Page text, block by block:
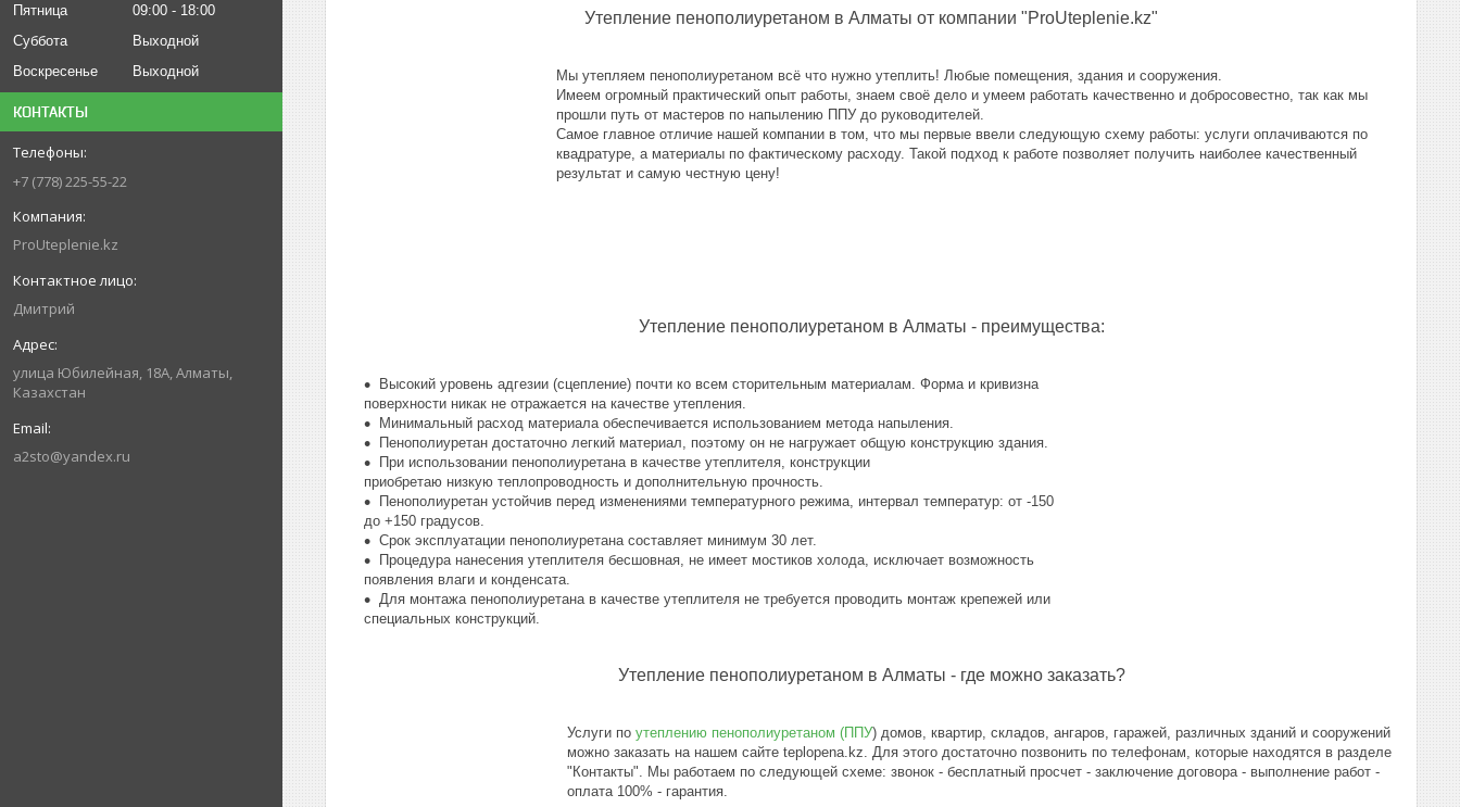
Пятница
09:00
18:00
Суббота
Выходной
Воскресенье
Выходной
КОНТАКТЫ
+7 (778) 225-55-22
ProUteplenie.kz
Дмитрий
улица Юбилeйнaя, 18А, Алматы,
Казахстан
a2sto@yandex.ru
Утепление пенополиуретаном в Алматы от компании "ProUteplenie.kz"
Мы утепляем пенополиуретаном всё что нужно утеплить! Любые помещения, здания и сооружения.
Имеем огромный практический опыт работы, знаем своё дело и умеем работать качественно и добросовестно, так как мы
прошли путь от мастеров по напылению ППУ до руководителей.
Самое главное отличие нашей компании в том, что мы первые ввели следующую схему работы: услуги оплачиваются по
квадратуре, а материалы по фактическому расходу. Такой подход к работе позволяет получить наиболее качественный
результат и самую честную цену!
Утепление пенополиуретаном в Алматы - преимущества:
Высокий уровень адгезии (сцепление) почти ко всем сторительным материалам. Форма и кривизна
поверхности никак не отражается на качестве утепления.
Минимальный расход материала обеспечивается использованием метода напыления.
Пенополиуретан достаточно легкий материал, поэтому он не нагружает общую конструкцию здания.
При использовании пенополиуретана в качестве утеплителя, конструкции
приобретаю низкую теплопроводность и дополнительную прочность.
Пенополиуретан устойчив перед изменениями температурного режима, интервал температур: от -150
до +150 градусов.
Срок эксплуатации пенополиуретана составляет минимум 30 лет.
Процедура нанесения утеплителя бесшовная, не имеет мостиков холода, исключает возможность
появления влаги и конденсата.
Для монтажа пенополиуретана в качестве утеплителя не требуется проводить монтаж крепежей или
специальных конструкций.
Утепление пенополиуретаном в Алматы - где можно заказать?
Услуги по утеплению пенополиуретаном (ППУ) домов, квартир, складов, ангаров, гаражей, различных зданий и сооружений
можно заказать на нашем сайте teplopena.kz. Для этого достаточно позвонить по телефонам, которые находятся в разделе
"Контакты". Мы работаем по следующей схеме: звонок - бесплатный просчет - заключение договора - выполнение работ -
оплата 100% - гарантия.